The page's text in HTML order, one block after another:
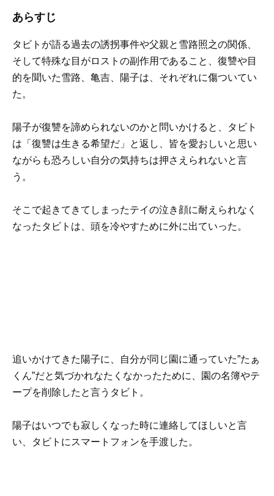
あらすじ
タビトが語る過去の誘拐事件や父親と雪路照之の関係、
そして特殊な目がロストの副作用であること、復讐や目
的を聞いた雪路、亀吉、陽子は、それぞれに傷ついてい
た。
陽子が復讐を諦められないのかと問いかけると、タビト
は「復讐は生きる希望だ」と返し、皆を愛おしいと思い
ながらも恐ろしい自分の気持ちは押さえられないと言
う。
そこで起きてきてしまったテイの泣き顔に耐えられなく
なったタビトは、頭を冷やすために外に出ていった。
追いかけてきた陽子に、自分が同じ園に通っていた”たぁ
くん”だと気づかれなたくなかったために、園の名簿やテ
ープを削除したと言うタビト。
陽子はいつでも寂しくなった時に連絡してほしいと言
い、タビトにスマートフォンを手渡した。